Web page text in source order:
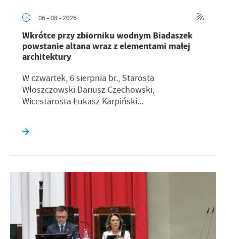
06 - 08 - 2026
Wkrótce przy zbiorniku wodnym Biadaszek
powstanie altana wraz z elementami małej
architektury
W czwartek, 6 sierpnia br., Starosta
Włoszczowski Dariusz Czechowski,
Wicestarosta Łukasz Karpiński...